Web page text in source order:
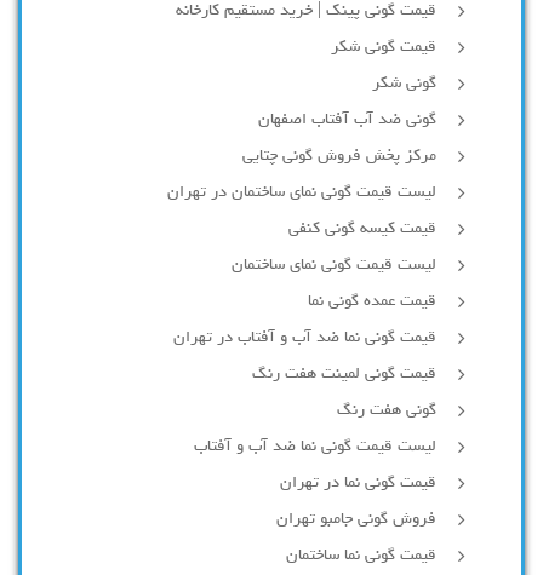
قیمت گونی پینک | خرید مستقیم کارخانه
قیمت گونی شکر
گونی شکر
گونی ضد آب آفتاب اصفهان
مرکز پخش فروش گونی چتایی
لیست قیمت گونی نمای ساختمان در تهران
قیمت کیسه گونی کنفی
لیست قیمت گونی نمای ساختمان
قیمت عمده گونی نما
قیمت گونی نما ضد آب و آفتاب در تهران
قیمت گونی لمینت هفت رنگ
گونی هفت رنگ
لیست قیمت گونی نما ضد آب و آفتاب
قیمت گونی نما در تهران
فروش گونی جامبو تهران
قیمت گونی نما ساختمان